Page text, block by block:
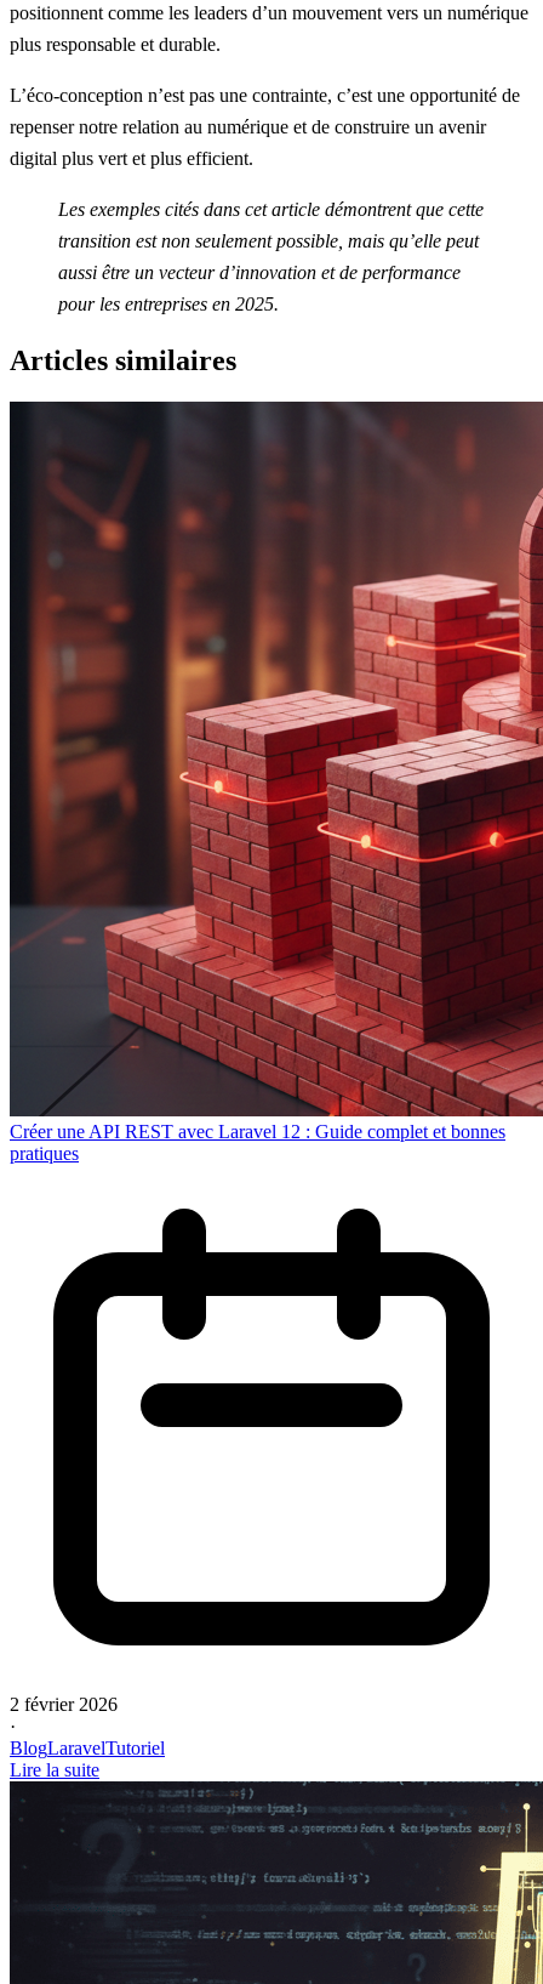
positionnent comme les leaders d’un mouvement vers un numérique
plus responsable et durable.
L’éco-conception n’est pas une contrainte, c’est une opportunité de
repenser notre relation au numérique et de construire un avenir
digital plus vert et plus efficient.
Les exemples cités dans cet article démontrent que cette
transition est non seulement possible, mais qu’elle peut
aussi être un vecteur d’innovation et de performance
pour les entreprises en 2025.
Articles similaires
Créer une API REST avec Laravel 12 : Guide complet et bonnes
pratiques
2 février 2026
·
BlogLaravelTutoriel
Lire la suite